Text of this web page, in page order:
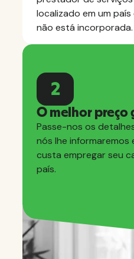
localizado em um
não está incorporada.
2
O melhor preço
Passe-nos os
nós lhe
custa empregar seu
país.